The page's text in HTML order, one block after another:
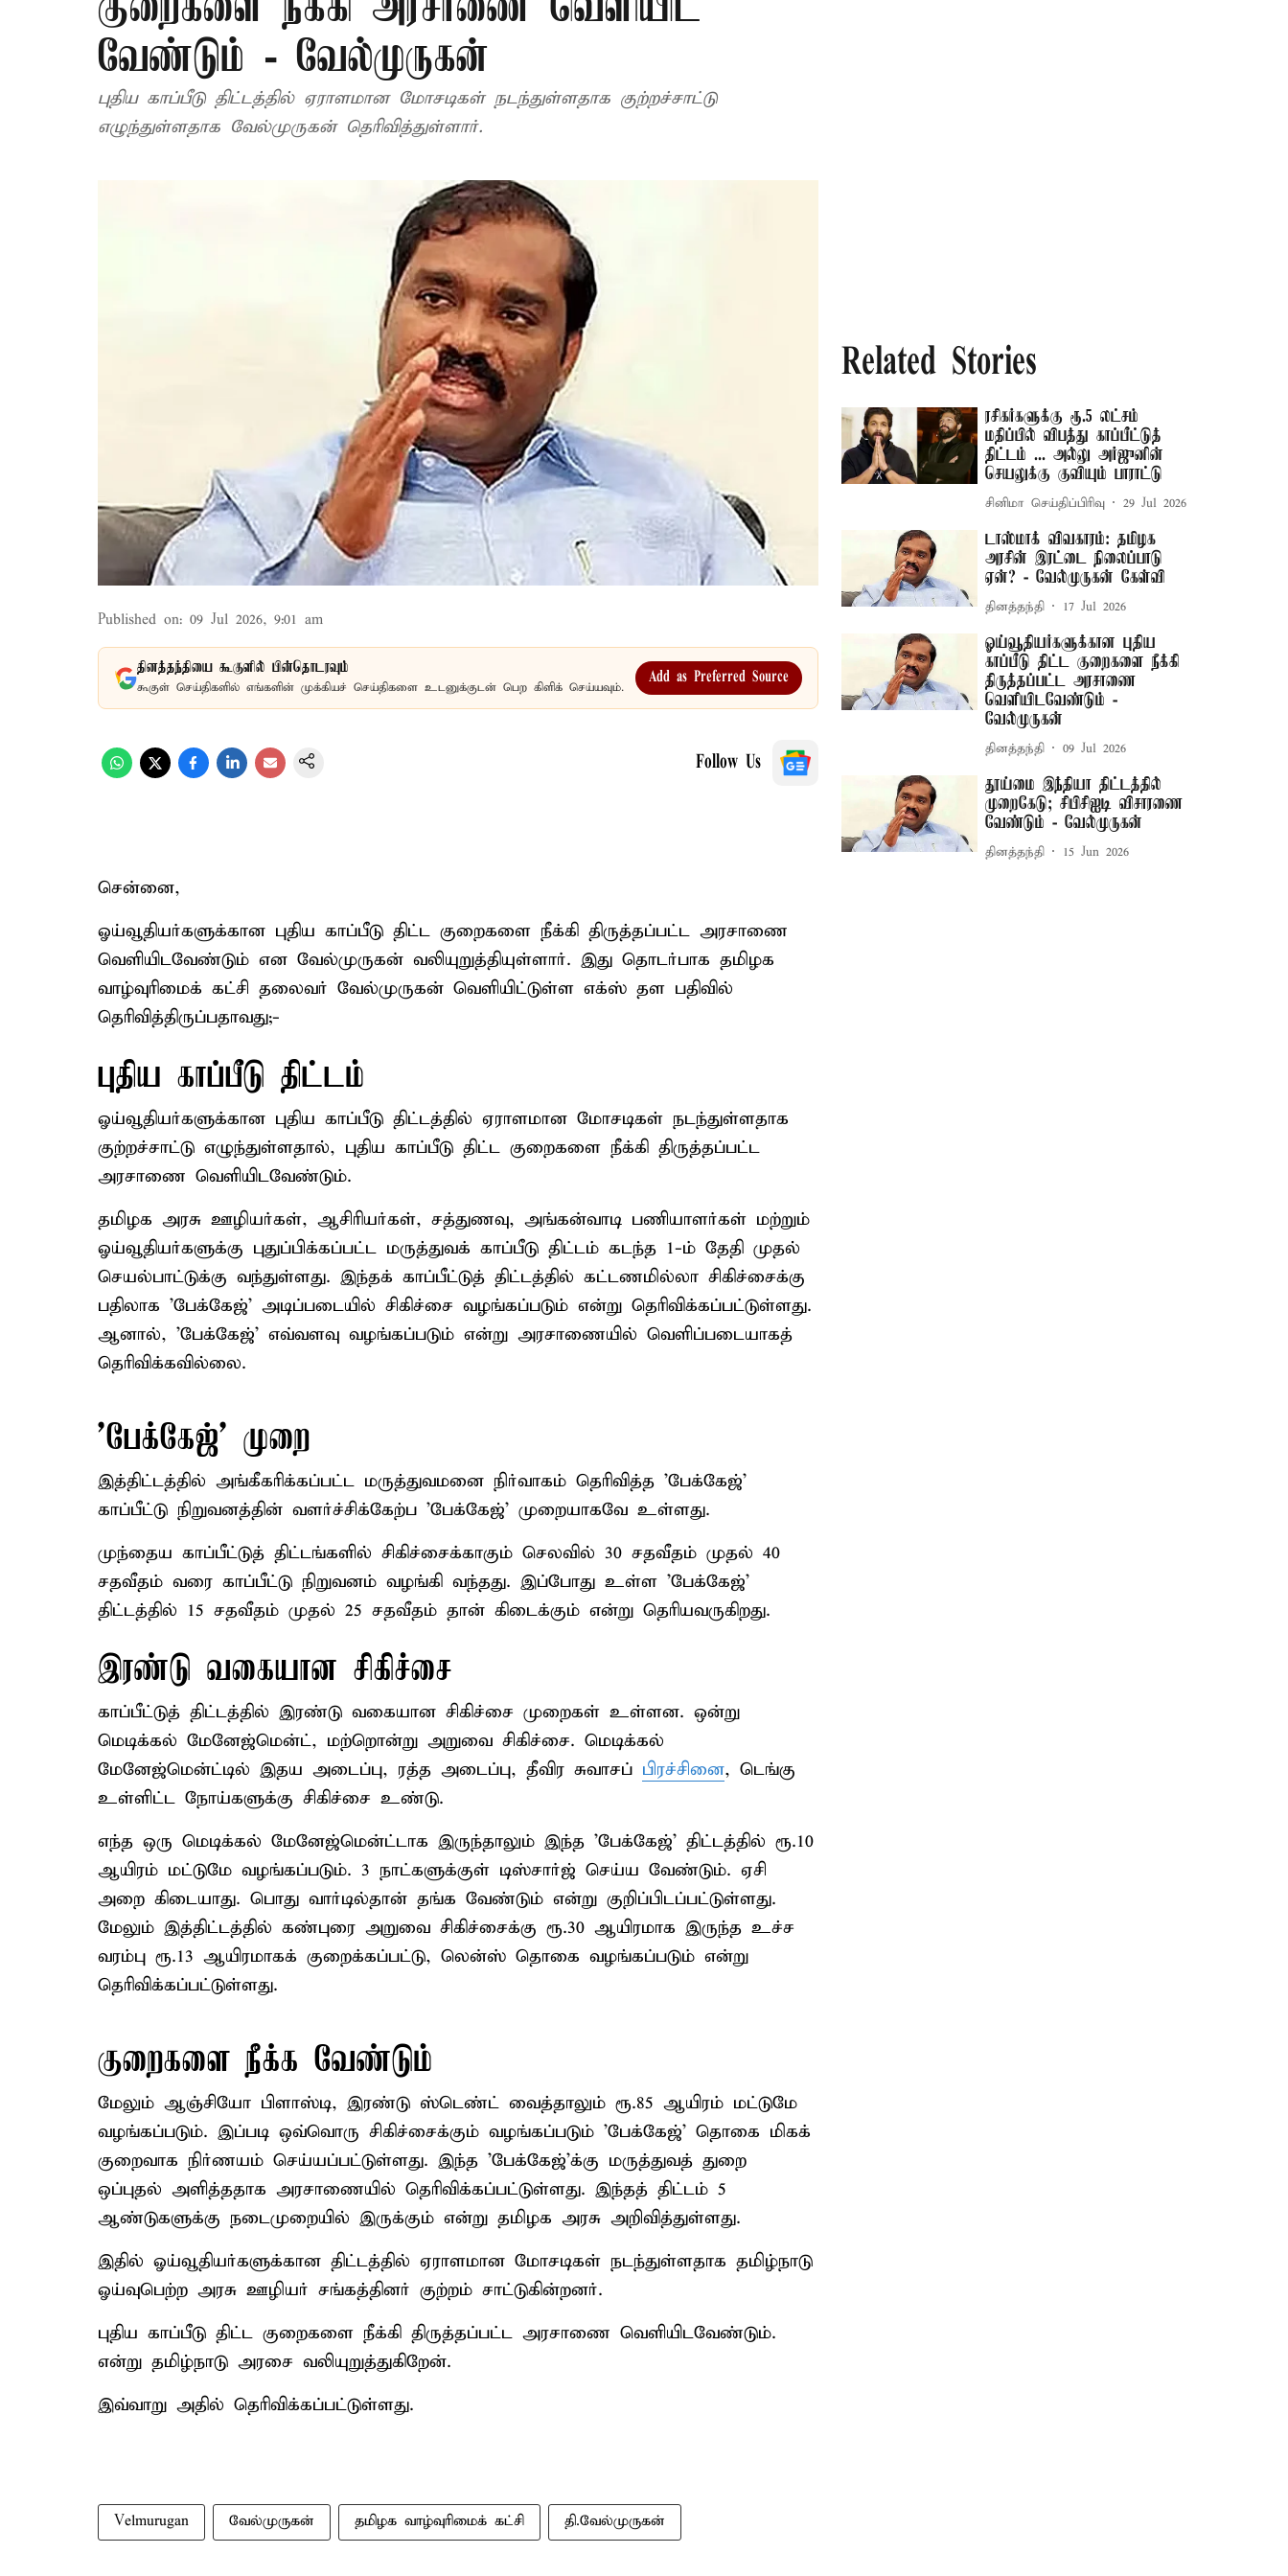
வேண்டும் - வேல்முருகன்
புதிய காப்பீடு திட்டத்தில் ஏராளமான மோசடிகள் நடந்துள்ளதாக குற்றச்சாட்டு
எழுந்துள்ளதாக வேல்முருகன் தெரிவித்துள்ளார்.
Published on: 09 Jul 2026, 9:01 am
தினத்தந்தியை கூகுளில் பின்தொடரவும்
கூகுள் செய்திகளில் எங்களின் முக்கியச் செய்திகளை உடனுக்குடன் பெற கிளிக் செய்யவும்.
Add as Preferred Source
Follow Us
சென்னை,
ஓய்வூதியர்களுக்கான புதிய காப்பீடு திட்ட குறைகளை நீக்கி திருத்தப்பட்ட அரசாணை
வெளியிடவேண்டும் என வேல்முருகன் வலியுறுத்தியுள்ளார். இது தொடர்பாக தமிழக
வாழ்வுரிமைக் கட்சி தலைவர் வேல்முருகன் வெளியிட்டுள்ள எக்ஸ் தள பதிவில்
தெரிவித்திருப்பதாவது;-
புதிய காப்பீடு திட்டம்
ஓய்வூதியர்களுக்கான புதிய காப்பீடு திட்டத்தில் ஏராளமான மோசடிகள் நடந்துள்ளதாக
குற்றச்சாட்டு எழுந்துள்ளதால், புதிய காப்பீடு திட்ட குறைகளை நீக்கி திருத்தப்பட்ட
அரசாணை வெளியிடவேண்டும்.
தமிழக அரசு ஊழியர்கள், ஆசிரியர்கள், சத்துணவு, அங்கன்வாடி பணியாளர்கள் மற்றும்
ஓய்வூதியர்களுக்கு புதுப்பிக்கப்பட்ட மருத்துவக் காப்பீடு திட்டம் கடந்த 1-ம் தேதி முதல்
செயல்பாட்டுக்கு வந்துள்ளது. இந்தக் காப்பீட்டுத் திட்டத்தில் கட்டணமில்லா சிகிச்சைக்கு
பதிலாக 'பேக்கேஜ்' அடிப்படையில் சிகிச்சை வழங்கப்படும் என்று தெரிவிக்கப்பட்டுள்ளது.
ஆனால், 'பேக்கேஜ்' எவ்வளவு வழங்கப்படும் என்று அரசாணையில் வெளிப்படையாகத்
தெரிவிக்கவில்லை.
'பேக்கேஜ்' முறை
இத்திட்டத்தில் அங்கீகரிக்கப்பட்ட மருத்துவமனை நிர்வாகம் தெரிவித்த 'பேக்கேஜ்'
காப்பீட்டு நிறுவனத்தின் வளர்ச்சிக்கேற்ப 'பேக்கேஜ்' முறையாகவே உள்ளது.
முந்தைய காப்பீட்டுத் திட்டங்களில் சிகிச்சைக்காகும் செலவில் 30 சதவீதம் முதல் 40
சதவீதம் வரை காப்பீட்டு நிறுவனம் வழங்கி வந்தது. இப்போது உள்ள 'பேக்கேஜ்'
திட்டத்தில் 15 சதவீதம் முதல் 25 சதவீதம் தான் கிடைக்கும் என்று தெரியவருகிறது.
இரண்டு வகையான சிகிச்சை
காப்பீட்டுத் திட்டத்தில் இரண்டு வகையான சிகிச்சை முறைகள் உள்ளன. ஒன்று
மெடிக்கல் மேனேஜ்மென்ட், மற்றொன்று அறுவை சிகிச்சை. மெடிக்கல்
மேனேஜ்மென்ட்டில் இதய அடைப்பு, ரத்த அடைப்பு, தீவிர சுவாசப் பிரச்சினை, டெங்கு
உள்ளிட்ட நோய்களுக்கு சிகிச்சை உண்டு.
எந்த ஒரு மெடிக்கல் மேனேஜ்மென்ட்டாக இருந்தாலும் இந்த 'பேக்கேஜ்' திட்டத்தில் ரூ.10
ஆயிரம் மட்டுமே வழங்கப்படும். 3 நாட்களுக்குள் டிஸ்சார்ஜ் செய்ய வேண்டும். ஏசி
அறை கிடையாது. பொது வார்டில்தான் தங்க வேண்டும் என்று குறிப்பிடப்பட்டுள்ளது.
மேலும் இத்திட்டத்தில் கண்புரை அறுவை சிகிச்சைக்கு ரூ.30 ஆயிரமாக இருந்த உச்ச
வரம்பு ரூ.13 ஆயிரமாகக் குறைக்கப்பட்டு, லென்ஸ் தொகை வழங்கப்படும் என்று
தெரிவிக்கப்பட்டுள்ளது.
குறைகளை நீக்க வேண்டும்
மேலும் ஆஞ்சியோ பிளாஸ்டி, இரண்டு ஸ்டெண்ட் வைத்தாலும் ரூ.85 ஆயிரம் மட்டுமே
வழங்கப்படும். இப்படி ஒவ்வொரு சிகிச்சைக்கும் வழங்கப்படும் 'பேக்கேஜ்' தொகை மிகக்
குறைவாக நிர்ணயம் செய்யப்பட்டுள்ளது. இந்த 'பேக்கேஜ்'க்கு மருத்துவத் துறை
ஒப்புதல் அளித்ததாக அரசாணையில் தெரிவிக்கப்பட்டுள்ளது. இந்தத் திட்டம் 5
ஆண்டுகளுக்கு நடைமுறையில் இருக்கும் என்று தமிழக அரசு அறிவித்துள்ளது.
இதில் ஓய்வூதியர்களுக்கான திட்டத்தில் ஏராளமான மோசடிகள் நடந்துள்ளதாக தமிழ்நாடு
ஓய்வுபெற்ற அரசு ஊழியர் சங்கத்தினர் குற்றம் சாட்டுகின்றனர்.
புதிய காப்பீடு திட்ட குறைகளை நீக்கி திருத்தப்பட்ட அரசாணை வெளியிடவேண்டும்.
என்று தமிழ்நாடு அரசை வலியுறுத்துகிறேன்.
இவ்வாறு அதில் தெரிவிக்கப்பட்டுள்ளது.
Velmurugan வேல்முருகன் தமிழக வாழ்வுரிமைக் கட்சி தி.வேல்முருகன்
Related Stories
ரசிகர்களுக்கு ரூ.5 லட்சம்
மதிப்பில் விபத்து காப்பீட்டுத்
திட்டம் ... அல்லு அர்ஜுனின்
செயலுக்கு குவியும் பாராட்டு
சினிமா செய்திப்பிரிவு 29 Jul 2026
டாஸ்மாக் விவகாரம்: தமிழக
அரசின் இரட்டை நிலைப்பாடு
ஏன்? - வேல்முருகன் கேள்வி
தினத்தந்தி 17 Jul 2026
ஓய்வூதியர்களுக்கான புதிய
காப்பீடு திட்ட குறைகளை நீக்கி
திருத்தப்பட்ட அரசாணை
வெளியிடவேண்டும் -
வேல்முருகன்
தினத்தந்தி 09 Jul 2026
தூய்மை இந்தியா திட்டத்தில்
முறைகேடு; சிபிசிஐடி விசாரணை
வேண்டும் - வேல்முருகன்
தினத்தந்தி 15 Jun 2026